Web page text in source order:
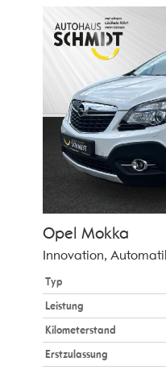
Opel Mokka
Innovation,
Typ
Leistung
Kilometerstand
Erstzulassung